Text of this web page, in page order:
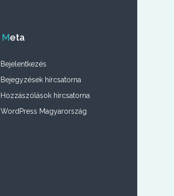
Meta
Bejelentkezés
Bejegyzések hírcsatorna
Hozzászólások hírcsatorna
WordPress Magyarország